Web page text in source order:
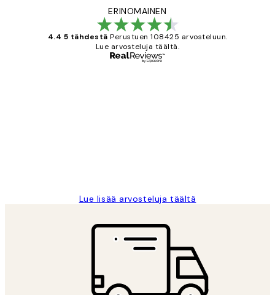
ERINOMAINEN
4.4 5 tähdestä Perustuen 108425 arvosteluun.
Lue arvosteluja täältä.
Lue lisää arvosteluja täältä